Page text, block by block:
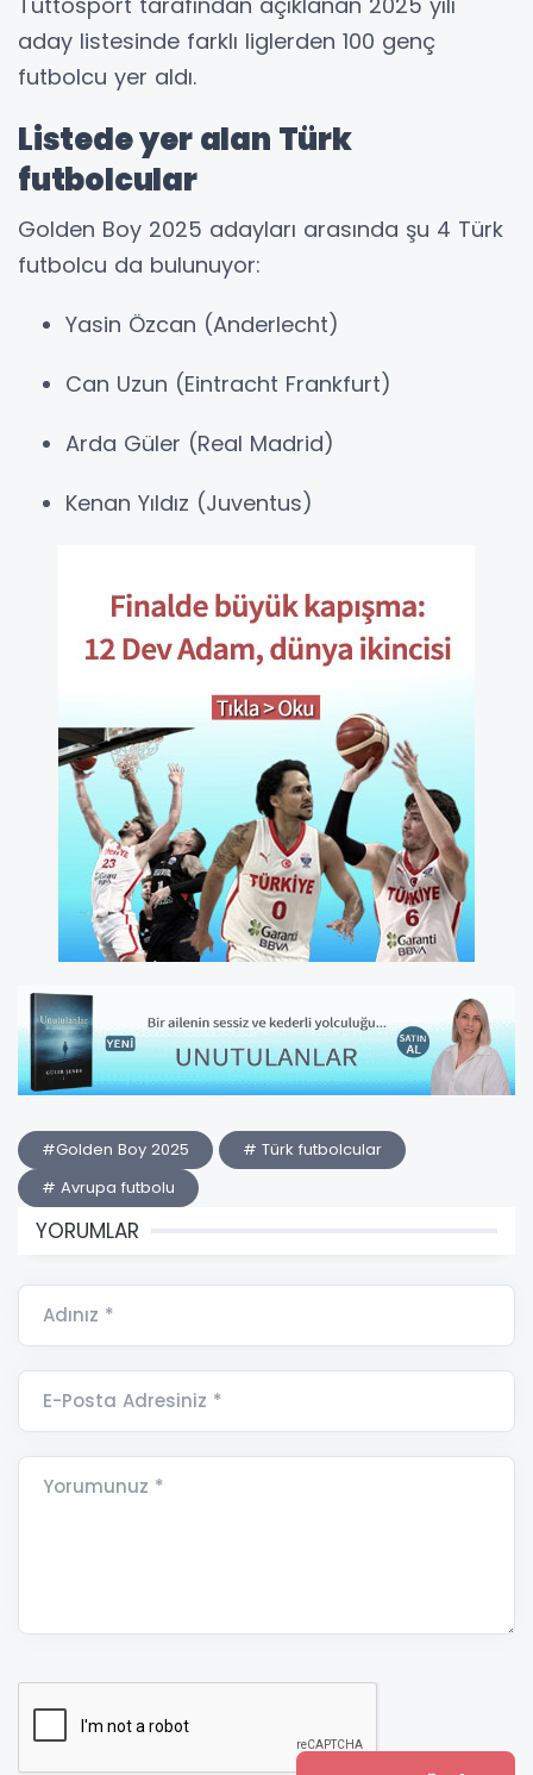
aday listesinde farklı liglerden 100 genç
futbolcu yer aldı.
Listede yer alan Türk
futbolcular
Golden Boy 2025 adayları arasında şu 4 Türk
futbolcu da bulunuyor:
Yasin Özcan (Anderlecht)
Can Uzun (Eintracht Frankfurt)
Arda Güler (Real Madrid)
Kenan Yıldız (Juventus)
#Golden Boy 2025
# Türk futbolcular
# Avrupa futbolu
YORUMLAR
Adınız *
E-Posta Adresiniz *
Yorumunuz *